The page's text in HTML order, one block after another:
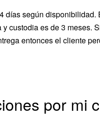
días según disponibilidad.
custodia es de 3 meses.
entonces el cliente
por mi